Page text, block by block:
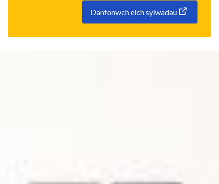
Danfonwch eich sylwadau